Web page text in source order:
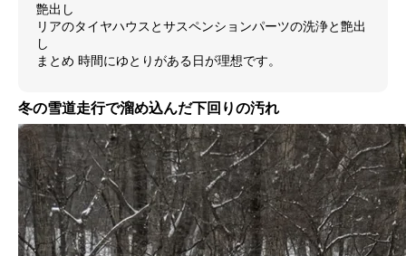
艶出し
リアのタイヤハウスとサスペンションパーツの洗浄と艶出
し
まとめ 時間にゆとりがある日が理想です。
冬の雪道走行で溜め込んだ下回りの汚れ